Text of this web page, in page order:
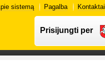
sistemą Pagalba Kontaktai
Prisijungti per